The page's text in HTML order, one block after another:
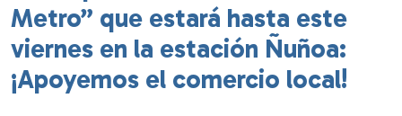
Metro” que estará hasta este
viernes en la estación Ñuñoa:
¡Apoyemos el comercio local!